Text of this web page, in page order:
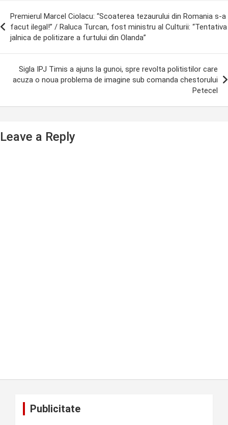
Premierul Marcel Ciolacu: “Scoaterea tezaurului din Romania s-a
facut ilegal!” / Raluca Turcan, fost ministru al Culturii: “Tentativa
jalnica de politizare a furtului din Olanda”
Sigla IPJ Timis a ajuns la gunoi, spre revolta politistilor care
acuza o noua problema de imagine sub comanda chestorului
Petecel
Leave a Reply
Publicitate